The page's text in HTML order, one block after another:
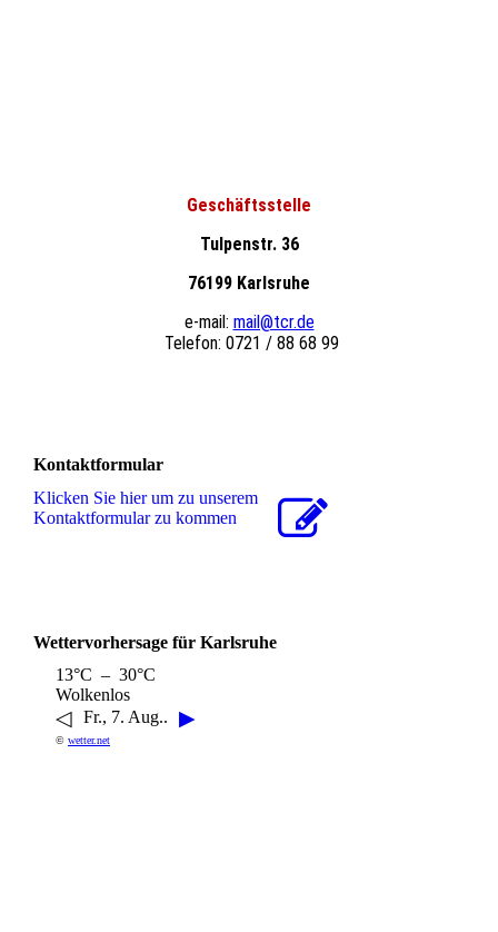
Geschäftsstelle
Tulpenstr. 36
76199 Karlsruhe
e-mail: mail@tcr.de
Telefon: 0721 / 88 68 99
Kontaktformular
Klicken Sie hier um zu unserem
Kon­takt­for­mu­lar zu kommen
Wettervorhersage für Karlsruhe
13°C – 30°C
Wolkenlos
◁ Fr., 7. Aug.. ▶
© wetter.net